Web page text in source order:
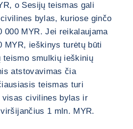
o Sesijų teismas gali
bylas, kuriose ginčo
000 MYR. Jei reikalaujama
MYR, ieškinys turėtų būti
teismo smulkių ieškinių
atstovavimas čia
teismas turi
visas civilines bylas ir
1 mln. MYR.